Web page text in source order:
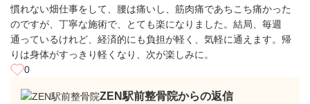
慣れない畑仕事をして、腰は痛いし、筋肉痛であちこち痛かった
のですが、丁寧な施術で、とても楽になりました。結局、毎週
通っているけれど、経済的にも負担が軽く、気軽に通えます。帰
りは身体がすっきり軽くなり、次が楽しみに。
0
ZEN駅前整骨院からの返信